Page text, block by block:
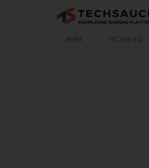
NEWS TECH & BIZ